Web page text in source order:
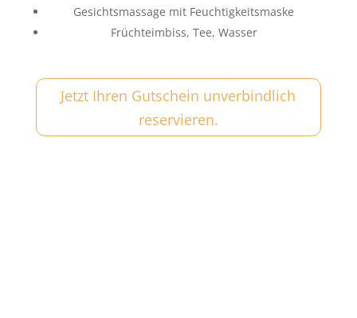
Gesichtsmassage mit Feuchtigkeitsmaske
Früchteimbiss, Tee, Wasser
Jetzt Ihren Gutschein unverbindlich
reservieren.